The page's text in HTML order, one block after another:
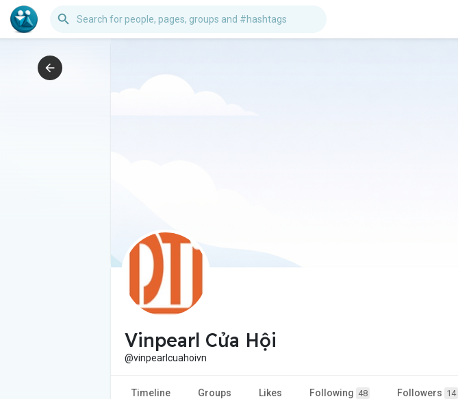
Vinpearl Cửa Hội
@vinpearlcuahoivn
Timeline Groups Likes Following 48 Followers 14